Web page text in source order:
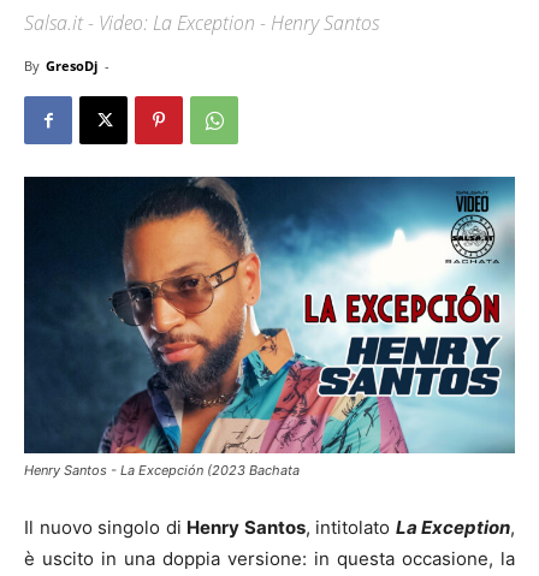
Salsa.it - Video: La Exception - Henry Santos
By GresoDj -
Henry Santos - La Excepción (2023 Bachata
Il nuovo singolo di Henry Santos, intitolato La Exception,
è uscito in una doppia versione: in questa occasione, la